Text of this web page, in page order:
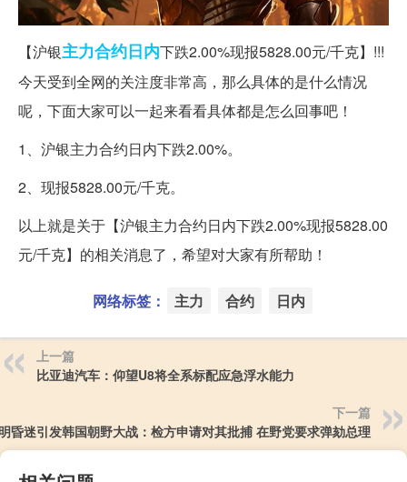
【沪银主力合约日内下跌2.00%现报5828.00元/千克】!!!
今天受到全网的关注度非常高，那么具体的是什么情况
呢，下面大家可以一起来看看具体都是怎么回事吧！
1、沪银主力合约日内下跌2.00%。
2、现报5828.00元/千克。
以上就是关于【沪银主力合约日内下跌2.00%现报5828.00
元/千克】的相关消息了，希望对大家有所帮助！
网络标签： 主力 合约 日内
上一篇
比亚迪汽车：仰望U8将全系标配应急浮水能力
下一篇
昏迷引发韩国朝野大战：检方申请对其批捕 在野党要求弹劾总理